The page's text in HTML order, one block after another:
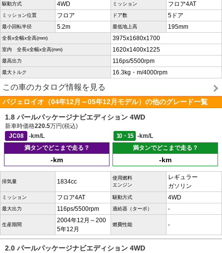
駆動方式 4WD ミッション フロア4AT
ミッション位置 フロア ドア数 5ドア
最小回転半径 5.2m 最低地上高 195mm
全長x全幅x全高(mm) 3975x1680x1700
室内 全長x全幅x全高(mm) 1620x1400x1225
最高出力 116ps/5500rpm
最大トルク 16.3kg・m/4000rpm
この車のカタログ情報を見る
パジェロイオ（04年12月～05年12月モデル）の他のグレード一覧
1.8 パールパッケージナビエディション 4WD
新車時価格220.5万円(税込)
JC08
-km/L 10・15
-km/L
満タンでどこまで走る？
-km
満タンでどこまで走る？
-km
排気量 1834cc
使用燃料
エンジン
レギュラー
ガソリン
ミッション フロア4AT 駆動方式 4WD
最大出力 116ps/5500rpm 過給器（ターボ） -
生産期間
2004年12月～200
5年12月
燃費性能 -
2.0 パールパッケージナビエディション 4WD